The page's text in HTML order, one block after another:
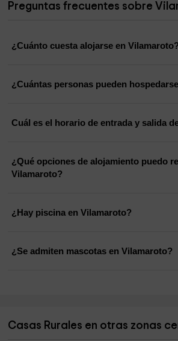
Preguntas frecuentes sobre
¿Cuánto cuesta alojarse en Vilamaroto?
¿Cuántas personas pueden
¿Qué opciones de alojamiento puedo
Vilamaroto?
¿Hay piscina en Vilamaroto?
¿Se admiten mascotas en Vilamaroto?
Casas Rurales en otras zonas